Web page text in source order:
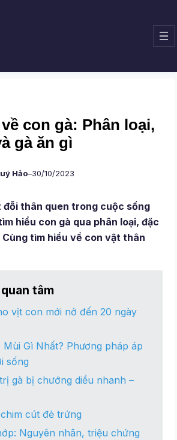
con gà: Phân loại,
gà ăn gì
Hảo–30/10/2023
đỗi thân quen trong cuộc sống
hiểu con gà qua phân loại, đặc
tìm hiểu về con vật thân
tâm
vịt con mới nở đến 20 ngày
Mùi Gì Nhất? Phương pháp áp
sống
gà bị chướng diều nhanh –
cút đẻ trứng
Nguyên nhân, triệu chứng